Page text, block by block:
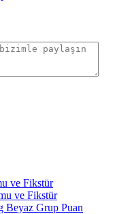
ve Fikstür
ve Fikstür
Beyaz Grup Puan